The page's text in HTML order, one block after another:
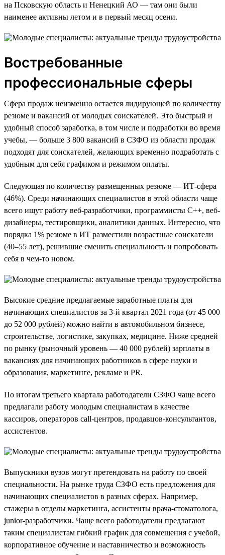
на Псковскую область и Ненецкий АО — там они были
наименее активны летом и в первый месяц осени.
Востребованные
профессиональные сферы
Сфера продаж неизменно остается лидирующей по количеству
резюме и вакансий от молодых соискателей. Это быстрый и
удобный способ заработка, в том числе и подработки во время
учебы, — больше 3 800 вакансий в СЗФО из области продаж
подходят для соискателей, желающих временно подработать с
удобным для себя графиком и режимом оплаты.
Следующая по количеству размещенных резюме — ИТ-сфера
(46%). Среди начинающих специалистов в этой области чаще
всего ищут работу веб-разработчики, программисты C++, веб-
дизайнеры, тестировщики, аналитики данных. Интересно, что
порядка 1% резюме в ИТ разместили возрастные соискатели
(40–55 лет), решившие сменить специальность и попробовать
себя в чем-то новом.
Высокие средние предлагаемые заработные платы для
начинающих специалистов за 3-й квартал 2021 года (от 45 000
до 52 000 рублей) можно найти в автомобильном бизнесе,
строительстве, логистике, закупках, медицине. Ниже средней
по рынку (рыночный уровень — 40 000 рублей) зарплаты в
вакансиях для начинающих работников в сфере науки и
образования, маркетинге, рекламе и PR.
По итогам третьего квартала работодатели СЗФО чаще всего
предлагали работу молодым специалистам в качестве
кассиров, операторов call-центров, продавцов-консультантов,
ассистентов.
Выпускники вузов могут претендовать на работу по своей
специальности. На рынке труда СЗФО есть предложения для
начинающих специалистов в разных сферах. Например,
стажеры в отделы маркетинга, ассистенты врача-стоматолога,
junior-разработчики. Чаще всего работодатели предлагают
таким специалистам гибкий график для совмещения с учебой,
корпоративное обучение и наставничество и возможность